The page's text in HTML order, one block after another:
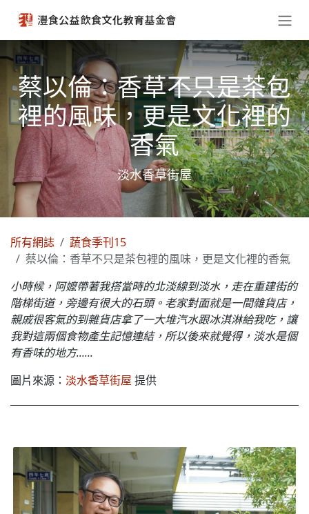
蔡以倫：香草不只是茶包
裡的風味，更是文化裡的
香氣
淡水香草街屋
所有網誌
蔬食季刊15
蔡以倫：香草不只是茶包裡的風味，更是文化裡的香氣
小時候，阿嬤帶著我搭當時的北淡線到淡水，走在重建街的
階梯街道，旁邊有很大的石頭。老家對面就是一間雜貨店，
親戚很客氣的到雜貨店拿了一大堆汽水跟冰淇淋給我吃，讓
我對這兩個食物產生記憶連結，所以後來就覺得，淡水是個
有香味的地方......
圖片來源： 淡水香草街屋 提供